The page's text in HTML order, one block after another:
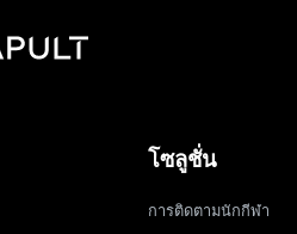
โซลูชั่น
การติดตามนักกีฬา